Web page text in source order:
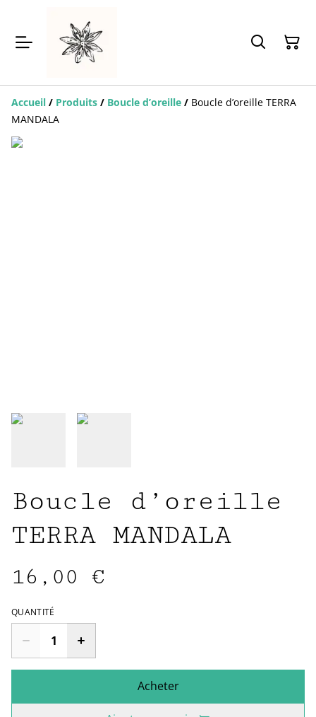
Accueil / Produits / Boucle d’oreille / Boucle d’oreille TERRA
MANDALA
Boucle d’oreille
TERRA MANDALA
16,00 €
QUANTITÉ
Acheter